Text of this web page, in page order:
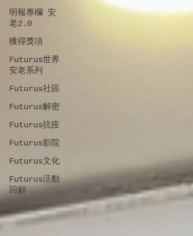
明報專欄 安
老2.0
獲得獎項
Futurus世界
安老系列
Futurus社區
Futurus解密
Futurus抗疫
Futurus影院
Futurus文化
Futurus活動
回顧